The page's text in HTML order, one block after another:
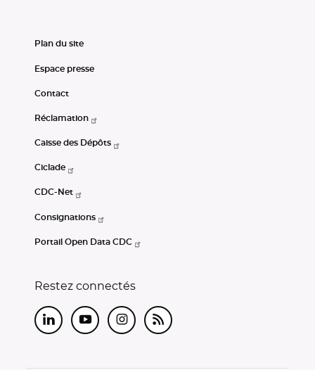
Plan du site
Espace presse
Contact
Réclamation
Caisse des Dépôts
Ciclade
CDC-Net
Consignations
Portail Open Data CDC
Restez connectés
LinkedInYoutubeInstagram
RSS